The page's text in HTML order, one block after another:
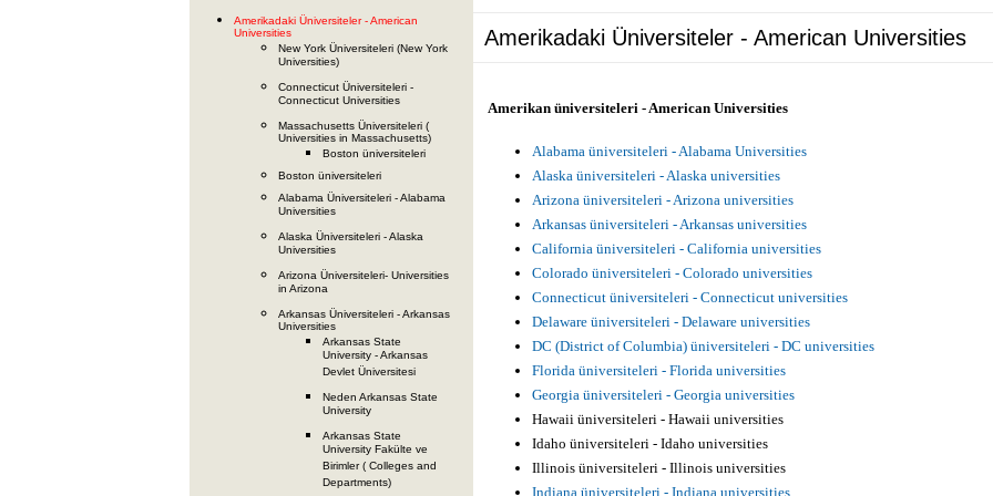
Amerikadaki Üniversiteler - American
Universities
New York Üniversiteleri (New York
Universities)
Connecticut Üniversiteleri -
Connecticut Universities
Massachusetts Üniversiteleri (
Universities in Massachusetts)
Boston üniversiteleri
Boston üniversiteleri
Alabama Üniversiteleri - Alabama
Universities
Alaska Üniversiteleri - Alaska
Universities
Arizona Üniversiteleri- Universities
in Arizona
Arkansas Üniversiteleri - Arkansas
Universities
Arkansas State
University - Arkansas
Devlet Üniversitesi
Neden Arkansas State
University
Arkansas State
University Fakülte ve
Birimler ( Colleges and
Departments)
Amerikadaki Üniversiteler - American Universities
Amerikan üniversiteleri - American Universities
Alabama üniversiteleri - Alabama Universities
Alaska üniversiteleri - Alaska universities
Arizona üniversiteleri - Arizona universities
Arkansas üniversiteleri - Arkansas universities
California üniversiteleri - California universities
Colorado üniversiteleri - Colorado universities
Connecticut üniversiteleri - Connecticut universities
Delaware üniversiteleri - Delaware universities
DC (District of Columbia) üniversiteleri - DC universities
Florida üniversiteleri - Florida universities
Georgia üniversiteleri - Georgia universities
Hawaii üniversiteleri - Hawaii universities
Idaho üniversiteleri - Idaho universities
Illinois üniversiteleri - Illinois universities
Indiana üniversiteleri - Indiana universities